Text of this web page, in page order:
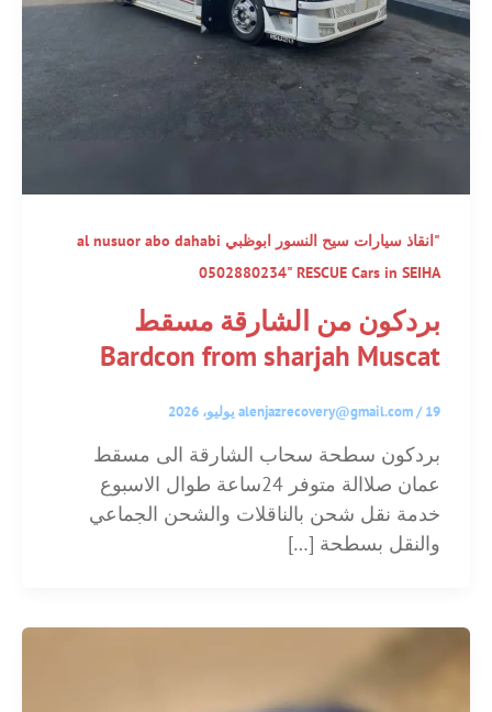
"انقاذ سيارات سيح النسور ابوظبي al nusuor abo dahabi
0502880234" RESCUE Cars in SEIHA
بردكون من الشارقة مسقط
Bardcon from sharjah Muscat
alenjazrecovery@gmail.com/19 يوليو، 2026
بردكون سطحة سحاب الشارقة الى مسقط
عمان صلاالة متوفر 24ساعة طوال الاسبوع
خدمة نقل شحن بالناقلات والشحن الجماعي
والنقل بسطحة […]